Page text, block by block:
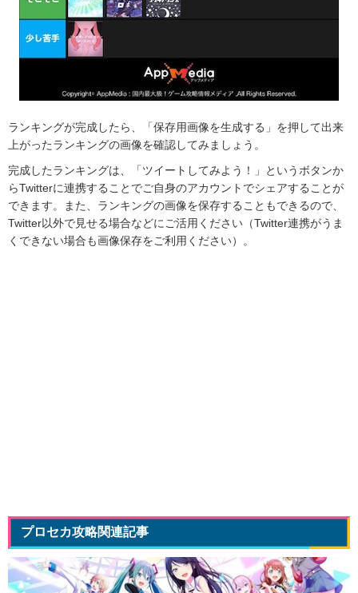
ランキングが完成したら、「保存用画像を生成する」を押して出来
上がったランキングの画像を確認してみましょう。
完成したランキングは、「ツイートしてみよう！」というボタンか
らTwitterに連携することでご自身のアカウントでシェアすることが
できます。また、ランキングの画像を保存することもできるので、
Twitter以外で見せる場合などにご活用ください（Twitter連携がうま
くできない場合も画像保存をご利用ください）。
プロセカ攻略関連記事